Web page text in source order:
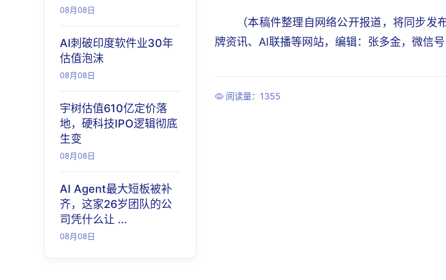
08月08日
AI刺破印度软件业30年
估值泡沫
08月08日
宇树估值610亿定价落
地，硬科技IPO逻辑彻底
生变
08月08日
AI Agent最大短板被补
齐，这家26岁团队的公
司凭什么让 ...
08月08日
（本稿件整理自网络公开报道，将同步
牌资讯、AI联播等网站，编辑：张多金，微信
阅读量：1355